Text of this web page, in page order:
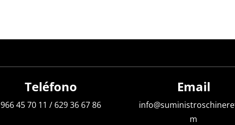
Teléfono
966 45 70 11 / 629 36 67 86
Email
m